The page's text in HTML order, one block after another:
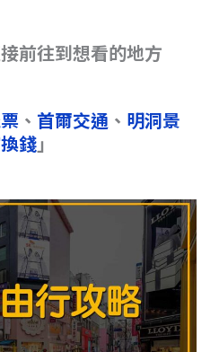
前往到想看的地方
、 首爾交通、 明洞景
錢」